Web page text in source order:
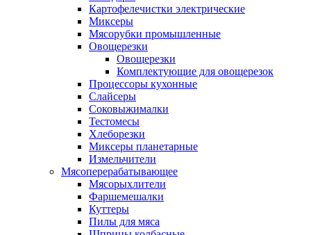
Картофелечистки электрические
Миксеры
Мясорубки промышленные
Овощерезки
Овощерезки
Комплектующие для овощерезок
Процессоры кухонные
Слайсеры
Соковыжималки
Тестомесы
Хлеборезки
Миксеры планетарные
Измельчители
Мясоперерабатывающее
Мясорыхлители
Фаршемешалки
Куттеры
Пилы для мяса